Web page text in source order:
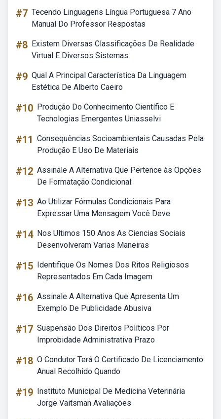
#7 Tecendo Linguagens Língua Portuguesa 7 Ano
Manual Do Professor Respostas
#8 Existem Diversas Classificações De Realidade
Virtual E Diversos Sistemas
#9 Qual A Principal Característica Da Linguagem
Estética De Alberto Caeiro
#10 Produção Do Conhecimento Científico E
Tecnologias Emergentes Uniasselvi
#11 Consequências Socioambientais Causadas Pela
Produção E Uso De Materiais
#12 Assinale A Alternativa Que Pertence às Opções
De Formatação Condicional:
#13 Ao Utilizar Fórmulas Condicionais Para
Expressar Uma Mensagem Você Deve
#14 Nos Ultimos 150 Anos As Ciencias Sociais
Desenvolveram Varias Maneiras
#15 Identifique Os Nomes Dos Ritos Religiosos
Representados Em Cada Imagem
#16 Assinale A Alternativa Que Apresenta Um
Exemplo De Publicidade Abusiva
#17 Suspensão Dos Direitos Políticos Por
Improbidade Administrativa Prazo
#18 O Condutor Terá O Certificado De Licenciamento
Anual Recolhido Quando
#19 Instituto Municipal De Medicina Veterinária
Jorge Vaitsman Avaliações